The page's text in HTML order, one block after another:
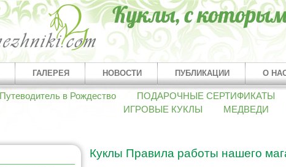
ГАЛЕРЕЯ НОВОСТИ ПУБЛИКАЦИИ О
Путеводитель в Рождество ПОДАРОЧНЫЕ СЕРТИФИКАТЫ
ИГРОВЫЕ КУКЛЫ
МЕДВЕДИ
Куклы Правила работы нашего